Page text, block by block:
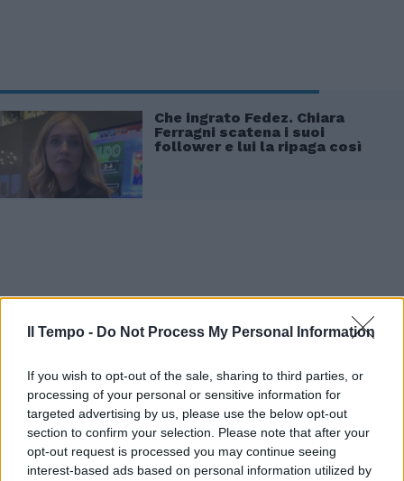
Il Tempo - Do Not Process My Personal Information
If you wish to opt-out of the sale, sharing to third parties, or
processing of your personal or sensitive information for
targeted advertising by us, please use the below opt-out
section to confirm your selection. Please note that after your
opt-out request is processed you may continue seeing
interest-based ads based on personal information utilized by
Che ingrato Fedez. Chiara
Ferragni scatena i suoi
follower e lui la ripaga così